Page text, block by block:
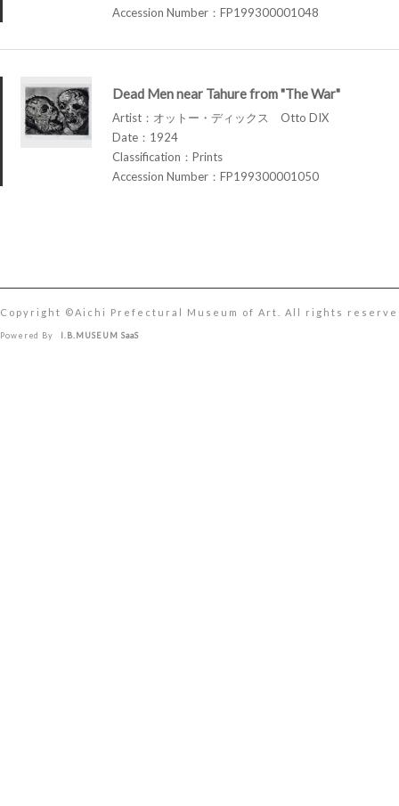
Accession Number：FP199300001048
Dead Men near Tahure from "The War"
Artist：オットー・ディックス Otto DIX
Date：1924
Classification：Prints
Accession Number：FP199300001050
Copyright ©︎Aichi Prefectural Museum of Art. All rights
Powered By I.B.MUSEUM SaaS